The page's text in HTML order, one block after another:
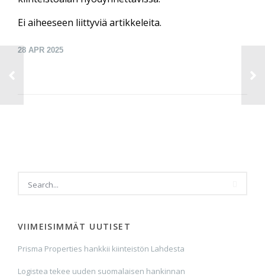
Ei aiheeseen liittyviä artikkeleita.
28 APR 2025
VIIMEISIMMÄT UUTISET
Prisma Properties hankkii kiinteistön Lahdesta
Logistea tekee uuden suomalaisen hankinnan